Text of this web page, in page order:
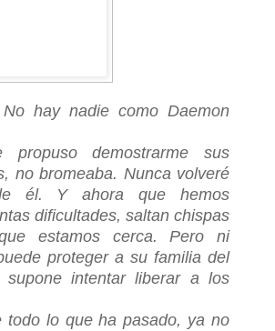
No hay nadie como Daemon
propuso demostrarme sus
no bromeaba. Nunca volveré
él. Y ahora que hemos
dificultades, saltan chispas
estamos cerca. Pero ni
proteger a su familia del
supone intentar liberar a los
todo lo que ha pasado, ya no